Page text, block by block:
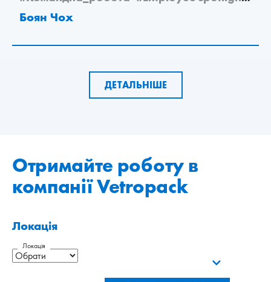
Боян Чох
ДЕТАЛЬНІШЕ
Отримайте роботу в
компанії Vetropack
Локація
Локація